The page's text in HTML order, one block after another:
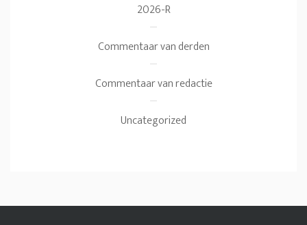
2026-R
Commentaar van derden
Commentaar van redactie
Uncategorized